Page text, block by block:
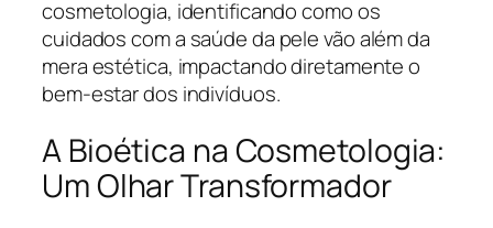
cosmetologia, identificando como os
cuidados com a saúde da pele vão além da
mera estética, impactando diretamente o
bem-estar dos indivíduos.
A Bioética na Cosmetologia:
Um Olhar Transformador